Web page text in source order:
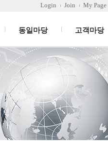
Login Join My Page
동일마당 고객마당